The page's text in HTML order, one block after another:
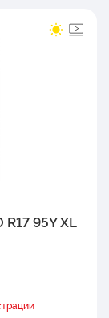
95Y XL